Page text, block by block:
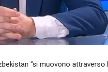
“si muovono